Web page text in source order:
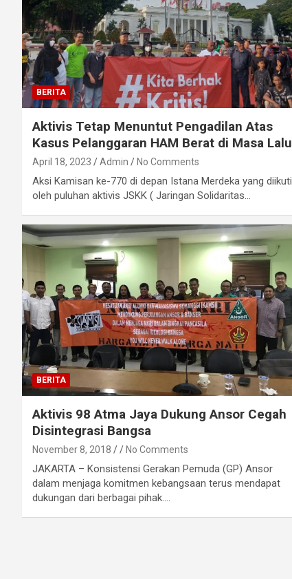
BERITA
Aktivis Tetap Menuntut Pengadilan Atas
Kasus Pelanggaran HAM Berat di Masa Lalu
April 18, 2023 Admin No Comments
Aksi Kamisan ke-770 di depan Istana Merdeka yang diikuti
oleh puluhan aktivis JSKK ( Jaringan Solidaritas…
BERITA
Aktivis 98 Atma Jaya Dukung Ansor Cegah
Disintegrasi Bangsa
November 8, 2018 No Comments
JAKARTA – Konsistensi Gerakan Pemuda (GP) Ansor
dalam menjaga komitmen kebangsaan terus mendapat
dukungan dari berbagai pihak.…